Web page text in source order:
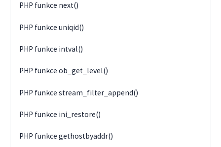
PHP funkce next()
PHP funkce uniqid()
PHP funkce intval()
PHP funkce ob_get_level()
PHP funkce stream_filter_append()
PHP funkce ini_restore()
PHP funkce gethostbyaddr()